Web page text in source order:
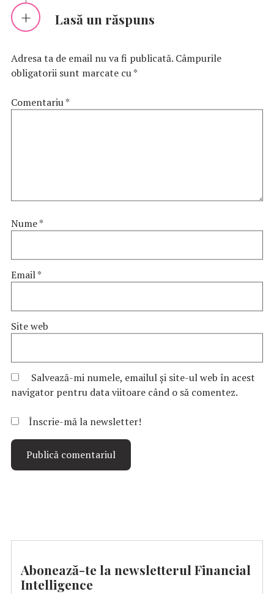
Lasă un răspuns
Adresa ta de email nu va fi publicată. Câmpurile
obligatorii sunt marcate cu*
Comentariu*
Nume*
Email*
Site web
Salvează-mi numele, emailul și site-ul web în acest
navigator pentru data viitoare când o să comentez.
Înscrie-mă la newsletter!
Abonează-te la newsletterul Financial
Intelligence